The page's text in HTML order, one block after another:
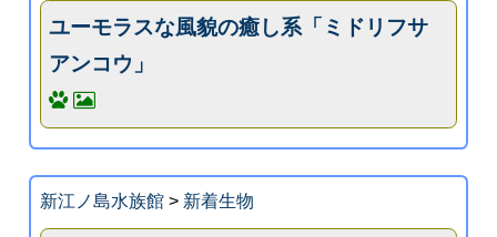
ユーモラスな風貌の癒し系「ミドリフサ
アンコウ」
新江ノ島水族館> 新着生物